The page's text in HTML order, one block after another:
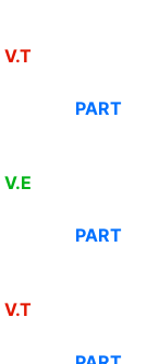
V.T
PART
V.E
PART
V.T